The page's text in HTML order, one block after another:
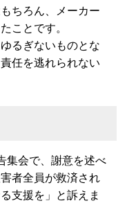
ちろん、メーカー
ことです。
るぎないものとな
任を逃れられない
集会で、謝意を述べ
者全員が救済され
支援を」と訴えま